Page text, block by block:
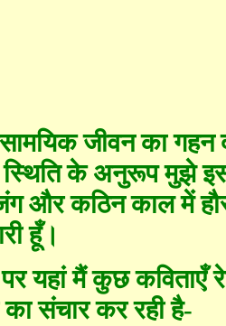
जीवन का गहन
स्थिति के अनुरूप मुझे
और कठिन काल में
हूँ।
यहां मैं कुछ कविताएँ
का संचार कर रही है-